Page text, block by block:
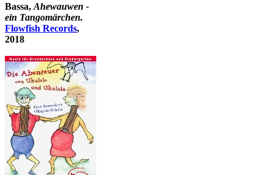
Bassa, Ahewauwen -
ein Tangomärchen.
Flowfish Records,
2018